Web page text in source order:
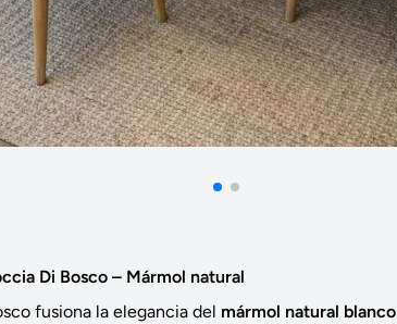
Di Bosco – Mármol natural
fusiona la elegancia del mármol natural blanco